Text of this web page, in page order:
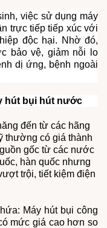
việc sử dụng máy
trực tiếp tiếp xúc với
độc hại. Nhờ đó,
bảo vệ, giảm nỗi lo
dị ứng, bệnh ngoài
hút bụi hút nước
đến từ các hãng
thường có giá thành
gốc từ các nước
hàn quốc nhưng
trội, tiết kiệm điện
Máy hút bụi công
mức giá cao hơn so